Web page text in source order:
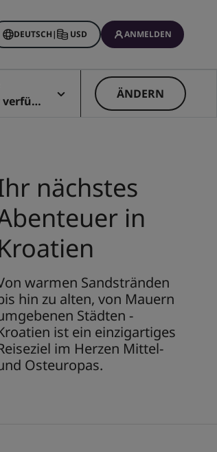
DEUTSCH| USD ANMELDEN
verfüg
ÄNDERN
nächstes
in
warmen Sandstränden
hin zu alten, von Mauern
Städten -
ist ein einzigartiges
im Herzen Mittel-
Osteuropas.